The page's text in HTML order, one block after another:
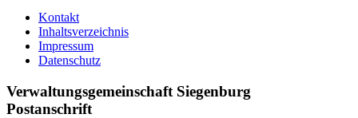
Kontakt
Inhaltsverzeichnis
Impressum
Datenschutz
Verwaltungsgemeinschaft Siegenburg
Postanschrift